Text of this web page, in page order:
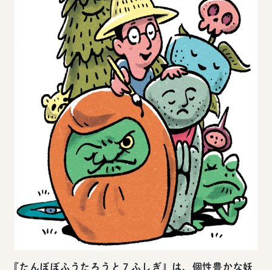
『たんぽぽふうたろうと７ふしぎ』は、個性豊かな妖